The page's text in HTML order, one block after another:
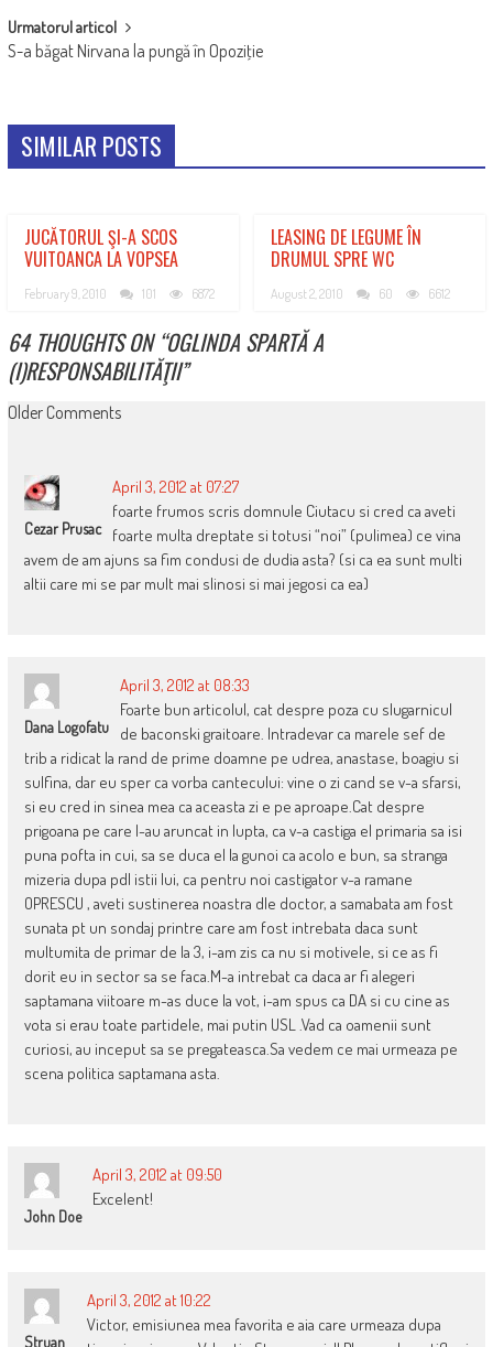
Urmatorul articol
S-a băgat Nirvana la pungă în Opoziţie
SIMILAR POSTS
JUCĂTORUL ŞI-A SCOS
VUITOANCA LA VOPSEA
February 9, 2010 101 6872
LEASING DE LEGUME ÎN
DRUMUL SPRE WC
August 2, 2010 60 6612
64 THOUGHTS ON “OGLINDA SPARTĂ A
(I)RESPONSABILITĂŢII”
COMMENT
Older Comments
Cezar Prusac
April 3, 2012 at 07:27
foarte frumos scris domnule Ciutacu si cred ca aveti
foarte multa dreptate si totusi “noi” (pulimea) ce vina
avem de am ajuns sa fim condusi de dudia asta? (si ca ea sunt multi
altii care mi se par mult mai slinosi si mai jegosi ca ea)
Dana Logofatu
April 3, 2012 at 08:33
Foarte bun articolul, cat despre poza cu slugarnicul
de baconski graitoare. Intradevar ca marele sef de
trib a ridicat la rand de prime doamne pe udrea, anastase, boagiu si
sulfina, dar eu sper ca vorba cantecului: vine o zi cand se v-a sfarsi,
si eu cred in sinea mea ca aceasta zi e pe aproape.Cat despre
prigoana pe care l-au aruncat in lupta, ca v-a castiga el primaria sa isi
puna pofta in cui, sa se duca el la gunoi ca acolo e bun, sa stranga
mizeria dupa pdl istii lui, ca pentru noi castigator v-a ramane
OPRESCU , aveti sustinerea noastra dle doctor, a samabata am fost
sunata pt un sondaj printre care am fost intrebata daca sunt
multumita de primar de la 3, i-am zis ca nu si motivele, si ce as fi
dorit eu in sector sa se faca.M-a intrebat ca daca ar fi alegeri
saptamana viitoare m-as duce la vot, i-am spus ca DA si cu cine as
vota si erau toate partidele, mai putin USL .Vad ca oamenii sunt
curiosi, au inceput sa se pregateasca.Sa vedem ce mai urmeaza pe
scena politica saptamana asta.
John Doe
April 3, 2012 at 09:50
Excelent!
Struan
April 3, 2012 at 10:22
Victor, emisiunea mea favorita e aia care urmeaza dupa